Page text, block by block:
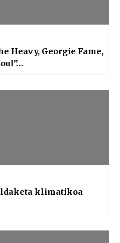
Heavy, Georgie Fame,
klimatikoa